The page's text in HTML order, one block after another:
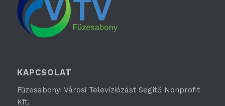
KAPCSOLAT
Füzesabonyi Városi Televíziózást Segítő Nonprofit
Kft.